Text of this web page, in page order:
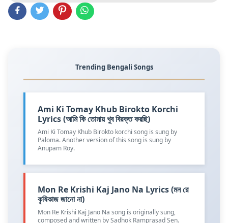
Trending Bengali Songs
Ami Ki Tomay Khub Birokto Korchi
Lyrics (আমি কি তোমায় খুব বিরক্ত করছি)
Ami Ki Tomay Khub Birokto korchi song is sung by
Paloma. Another version of this song is sung by
Anupam Roy.
Mon Re Krishi Kaj Jano Na Lyrics (মন রে
কৃষিকাজ জানো না)
Mon Re Krishi Kaj Jano Na song is originally sung,
composed and written by Sadhok Ramprasad Sen.